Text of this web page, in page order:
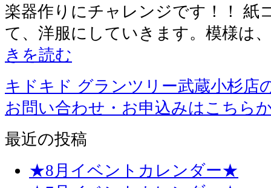
楽器作りにチャレンジです！！ 紙
て、洋服にしていきます。模様は
きを読む
キドキド グランツリー武蔵小杉店
お問い合わせ・お申込みはこちら
最近の投稿
★8月イベントカレンダー★